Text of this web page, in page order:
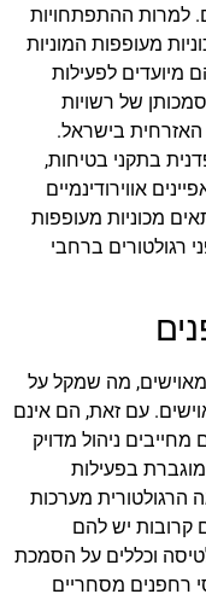
למרות ההתפתחויות
מעופפות המוניות
מיועדים לפעילות
של רשויות
האזרחית בישראל.
בתקני בטיחות,
אווירודינמיים
מכוניות מעופפות
רגולטורים ברחבי
מה שמקל על
עם זאת, הם אינם
מחייבים ניהול מדויק
בפעילות
הרגולטורית מערכות
קרובות יש להם
וכללים על הסמכת
רחפנים מסחריים